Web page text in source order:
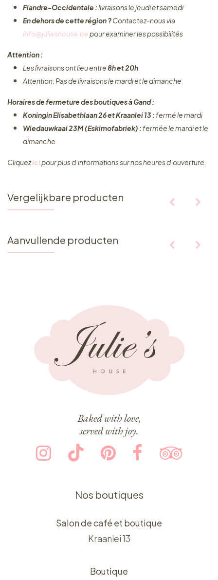
Flandre-Occidentale :livraisons le jeudi et samedi
En dehors de cette région ?Contactez-nous via
info@julieshouse.bepour examiner les possibilités
Attention :
Les livraisons ont lieu entre8h et 20h
Attention: Pas de livraisons le mardi et le dimanche
Horaires de fermeture des boutiques à Gand :
Koningin Elisabethlaan 26 et Kraanlei 13 :fermé le mardi
Wiedauwkaai 23M (Eskimofabriek) :fermée le mardi et le
dimanche
Cliquez ​icipour plus d’informations sur nos heures d’ouverture.
Vergelijkbare producten
Aanvullende producten
Baked with love,
served with joy.
Nos boutiques
Salon de café et boutique
Kraanlei 13
Boutique